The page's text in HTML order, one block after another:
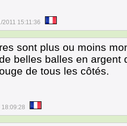
2011 15:11:36
sont plus ou moins
belles balles en argent
de tous les côtés.